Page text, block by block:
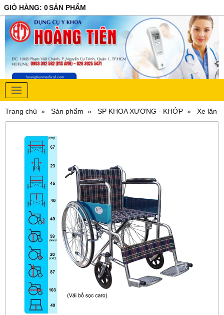
GIỎ HÀNG: 0SẢN PHẨM
Trang chủ Sản phẩm SP KHOA XƯƠNG - KHỚP Xe lăn